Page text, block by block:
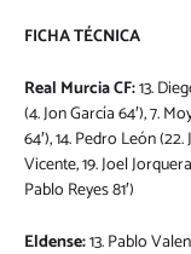
FICHA TÉCNICA
Real Murcia CF:13.
(4. Jon García 64′), 7.
64′), 14. Pedro León (22.
Vicente, 19. Joel
Pablo Reyes 81′)
Eldense:13. Pablo